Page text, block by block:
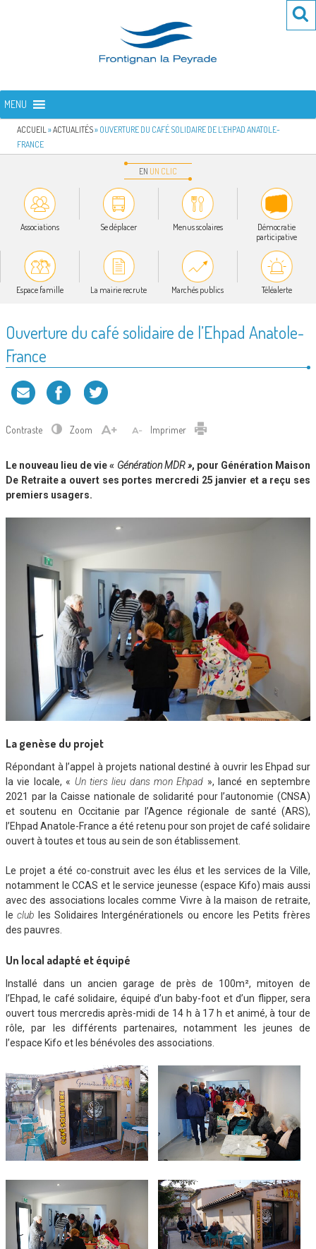
FRONTIGNAN LA PEYRADE
MENU
ACCUEIL »ACTUALITÉS» OUVERTURE DU CAFÉ SOLIDAIRE DE L’EHPAD ANATOLE-
FRANCE
EN UN CLIC
Associations Se déplacer Menus scolaires
Démocratie
participative
Espace famille La mairie recrute Marchés publics Téléalerte
Ouverture du café solidaire de l’Ehpad Anatole-
France
Contraste Zoom Imprimer
Le nouveau lieu de vie« Génération MDR», pour Génération Maison
De Retraite a ouvert ses portes mercredi 25 janvier et a reçu ses
premiers usagers.
La genèse du projet
Répondant à l’appel à projets national destiné à ouvrir les Ehpad sur
la vie locale, « Un tiers lieu dans mon Ehpad », lancé en septembre
2021 par la Caisse nationale de solidarité pour l’autonomie (CNSA)
et soutenu en Occitanie par l’Agence régionale de santé (ARS),
l’Ehpad Anatole-France a été retenu pour son projet de café solidaire
ouvert à toutes et tous au sein de son établissement.
Le projet a été co-construit avec les élus et les services de la Ville,
notamment le CCAS et le service jeunesse (espace Kifo) mais aussi
avec des associations locales comme Vivre à la maison de retraite,
leclub les Solidaires Intergénérationels ou encore les Petits frères
des pauvres.
Un local adapté et équipé
Installé dans un ancien garage de près de 100m², mitoyen de
l’Ehpad, le café solidaire, équipé d’un baby-foot et d’un flipper, sera
ouvert tous mercredis après-midi de 14 h à 17 h et animé, à tour de
rôle, par les différents partenaires, notamment les jeunes de
l’espace Kifo et les bénévoles des associations.